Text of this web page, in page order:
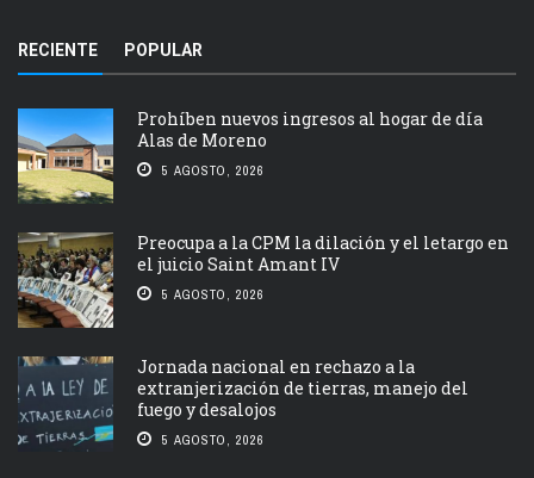
RECIENTE POPULAR
Prohíben nuevos ingresos al hogar de día
Alas de Moreno
5 AGOSTO, 2026
Preocupa a la CPM la dilación y el letargo en
el juicio Saint Amant IV
5 AGOSTO, 2026
Jornada nacional en rechazo a la
extranjerización de tierras, manejo del
fuego y desalojos
5 AGOSTO, 2026